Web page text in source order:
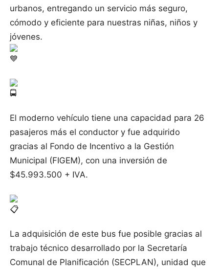
urbanos, entregando un servicio más seguro,
cómodo y eficiente para nuestras niñas, niños y
jóvenes.
El moderno vehículo tiene una capacidad para 26
pasajeros más el conductor y fue adquirido
gracias al Fondo de Incentivo a la Gestión
Municipal (FIGEM), con una inversión de
$45.993.500 + IVA.
La adquisición de este bus fue posible gracias al
trabajo técnico desarrollado por la Secretaría
Comunal de Planificación (SECPLAN), unidad que